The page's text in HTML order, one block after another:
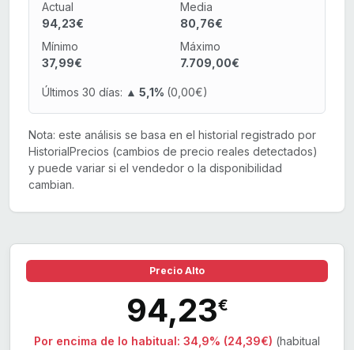
Actual
94,23€
Media
80,76€
Mínimo
37,99€
Máximo
7.709,00€
Últimos 30 días: ▲ 5,1% (0,00€)
Nota: este análisis se basa en el historial registrado por
HistorialPrecios (cambios de precio reales detectados)
y puede variar si el vendedor o la disponibilidad
cambian.
Precio Alto
94,23€
Por encima de lo habitual: 34,9% (24,39€) (habitual